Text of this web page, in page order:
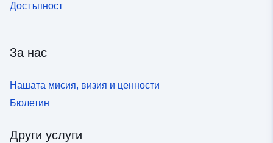
Достъпност
За нас
Нашата мисия, визия и ценности
Бюлетин
Други услуги